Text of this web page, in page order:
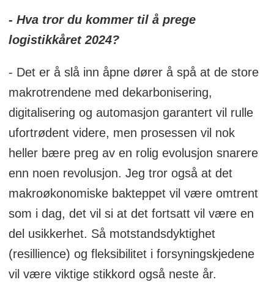
- Hva tror du kommer til å prege
logistikkåret 2024?
- Det er å slå inn åpne dører å spå at de store
makrotrendene med dekarbonisering,
digitalisering og automasjon garantert vil rulle
ufortrødent videre, men prosessen vil nok
heller bære preg av en rolig evolusjon snarere
enn noen revolusjon. Jeg tror også at det
makroøkonomiske bakteppet vil være omtrent
som i dag, det vil si at det fortsatt vil være en
del usikkerhet. Så motstandsdyktighet
(resillience) og fleksibilitet i forsyningskjedene
vil være viktige stikkord også neste år.